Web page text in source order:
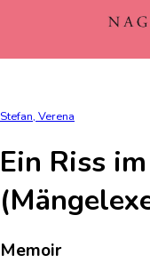
Stefan, Verena
Ein Riss
Memoir